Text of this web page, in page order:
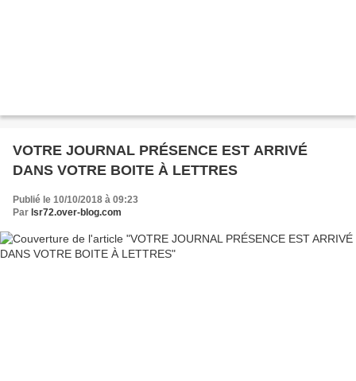
VOTRE JOURNAL PRÉSENCE EST ARRIVÉ
DANS VOTRE BOITE À LETTRES
Publié le 10/10/2018 à 09:23
Par lsr72.over-blog.com